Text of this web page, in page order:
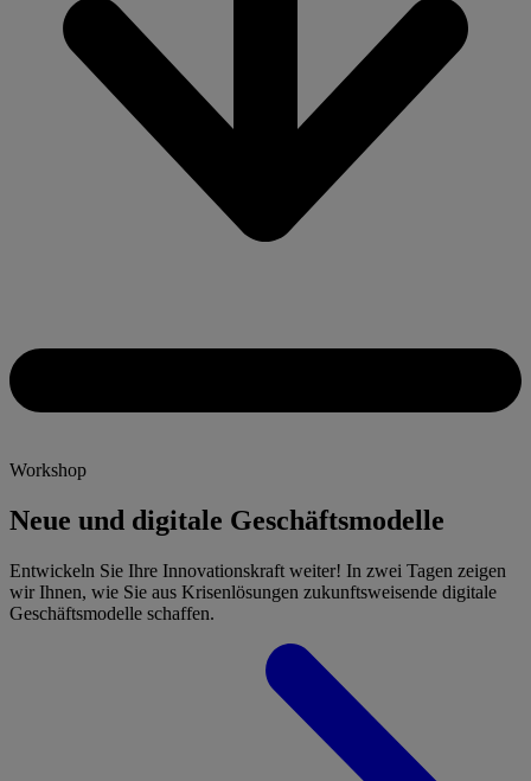
Workshop
Neue und digitale Geschäftsmodelle
Entwickeln Sie Ihre Innovationskraft weiter! In zwei Tagen zeigen
wir Ihnen, wie Sie aus Krisenlösungen zukunftsweisende digitale
Geschäftsmodelle schaffen.